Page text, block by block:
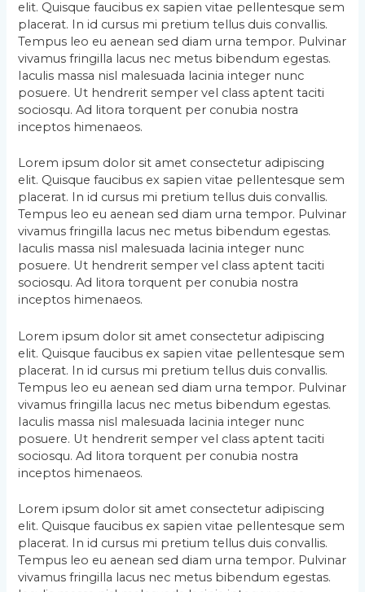
elit. Quisque faucibus ex sapien vitae pellentesque sem
placerat. In id cursus mi pretium tellus duis convallis.
Tempus leo eu aenean sed diam urna tempor. Pulvinar
vivamus fringilla lacus nec metus bibendum egestas.
Iaculis massa nisl malesuada lacinia integer nunc
posuere. Ut hendrerit semper vel class aptent taciti
sociosqu. Ad litora torquent per conubia nostra
inceptos himenaeos.
Lorem ipsum dolor sit amet consectetur adipiscing
elit. Quisque faucibus ex sapien vitae pellentesque sem
placerat. In id cursus mi pretium tellus duis convallis.
Tempus leo eu aenean sed diam urna tempor. Pulvinar
vivamus fringilla lacus nec metus bibendum egestas.
Iaculis massa nisl malesuada lacinia integer nunc
posuere. Ut hendrerit semper vel class aptent taciti
sociosqu. Ad litora torquent per conubia nostra
inceptos himenaeos.
Lorem ipsum dolor sit amet consectetur adipiscing
elit. Quisque faucibus ex sapien vitae pellentesque sem
placerat. In id cursus mi pretium tellus duis convallis.
Tempus leo eu aenean sed diam urna tempor. Pulvinar
vivamus fringilla lacus nec metus bibendum egestas.
Iaculis massa nisl malesuada lacinia integer nunc
posuere. Ut hendrerit semper vel class aptent taciti
sociosqu. Ad litora torquent per conubia nostra
inceptos himenaeos.
Lorem ipsum dolor sit amet consectetur adipiscing
elit. Quisque faucibus ex sapien vitae pellentesque sem
placerat. In id cursus mi pretium tellus duis convallis.
Tempus leo eu aenean sed diam urna tempor. Pulvinar
vivamus fringilla lacus nec metus bibendum egestas.